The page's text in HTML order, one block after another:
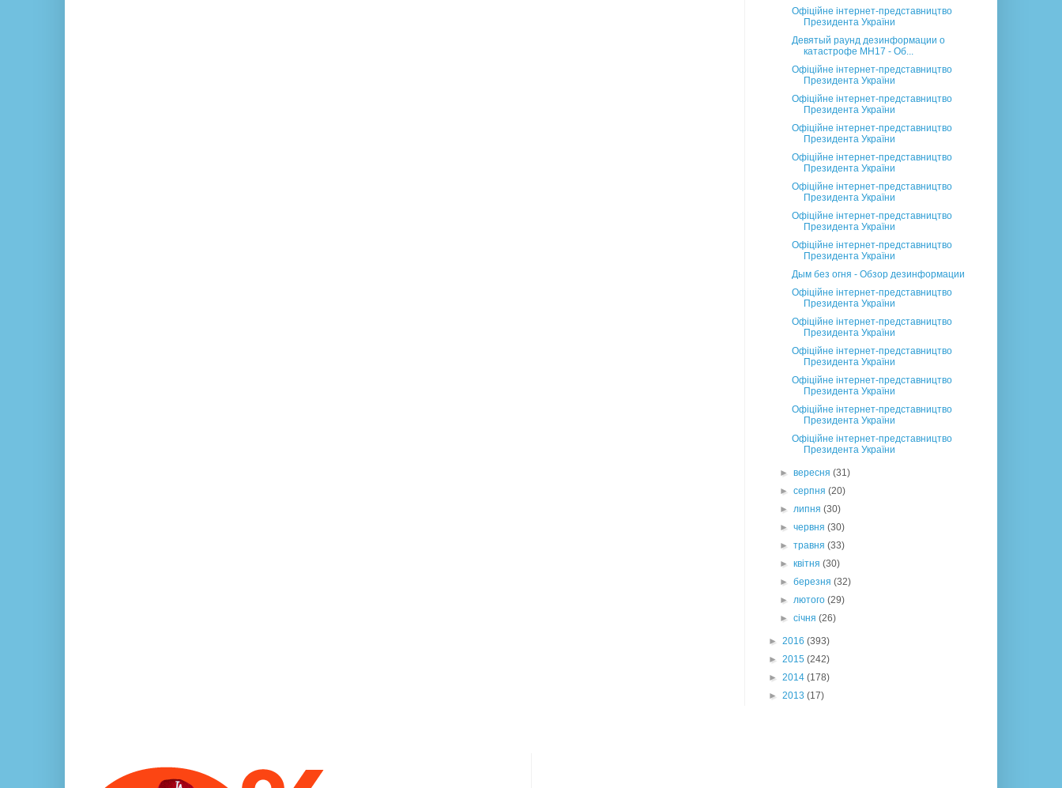
Офіційне інтернет-представництво
Президента України
Девятый раунд дезинформации о
катастрофе MH17 - Об...
Офіційне інтернет-представництво
Президента України
Офіційне інтернет-представництво
Президента України
Офіційне інтернет-представництво
Президента України
Офіційне інтернет-представництво
Президента України
Офіційне інтернет-представництво
Президента України
Офіційне інтернет-представництво
Президента України
Офіційне інтернет-представництво
Президента України
Дым без огня - Обзор дезинформации
Офіційне інтернет-представництво
Президента України
Офіційне інтернет-представництво
Президента України
Офіційне інтернет-представництво
Президента України
Офіційне інтернет-представництво
Президента України
Офіційне інтернет-представництво
Президента України
Офіційне інтернет-представництво
Президента України
►вересня(31)
►серпня(20)
►липня(30)
►червня(30)
►травня(33)
►квітня(30)
►березня(32)
►лютого(29)
►січня(26)
► 2016 (393)
► 2015 (242)
► 2014 (178)
► 2013 (17)